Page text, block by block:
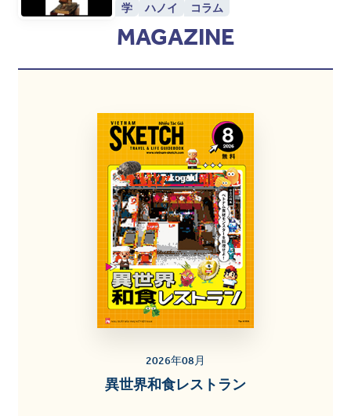
学 ハノイ コラム
MAGAZINE
2026年08月
異世界和食レストラン